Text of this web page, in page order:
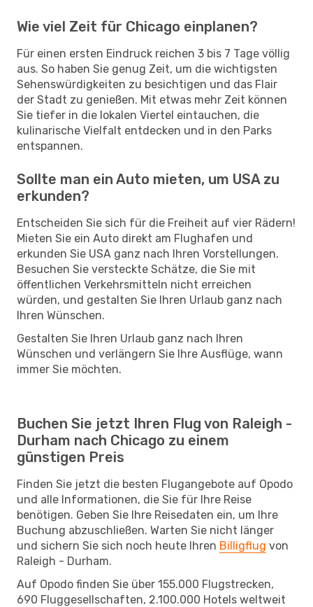
Wie viel Zeit für Chicago einplanen?
Für einen ersten Eindruck reichen 3 bis 7 Tage völlig
aus. So haben Sie genug Zeit, um die wichtigsten
Sehenswürdigkeiten zu besichtigen und das Flair
der Stadt zu genießen. Mit etwas mehr Zeit können
Sie tiefer in die lokalen Viertel eintauchen, die
kulinarische Vielfalt entdecken und in den Parks
entspannen.
Sollte man ein Auto mieten, um USA zu
erkunden?
Entscheiden Sie sich für die Freiheit auf vier Rädern!
Mieten Sie ein Auto direkt am Flughafen und
erkunden Sie USA ganz nach Ihren Vorstellungen.
Besuchen Sie versteckte Schätze, die Sie mit
öffentlichen Verkehrsmitteln nicht erreichen
würden, und gestalten Sie Ihren Urlaub ganz nach
Ihren Wünschen.
Gestalten Sie Ihren Urlaub ganz nach Ihren
Wünschen und verlängern Sie Ihre Ausflüge, wann
immer Sie möchten.
Buchen Sie jetzt Ihren Flug von Raleigh -
Durham nach Chicago zu einem
günstigen Preis
Finden Sie jetzt die besten Flugangebote auf Opodo
und alle Informationen, die Sie für Ihre Reise
benötigen. Geben Sie Ihre Reisedaten ein, um Ihre
Buchung abzuschließen. Warten Sie nicht länger
und sichern Sie sich noch heute Ihren Billigflug von
Raleigh - Durham.
Auf Opodo finden Sie über 155.000 Flugstrecken,
690 Fluggesellschaften, 2.100.000 Hotels weltweit